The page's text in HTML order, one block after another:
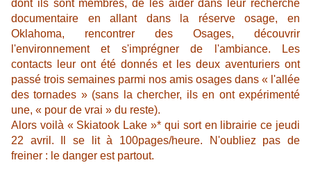
dont ils sont membres, de les aider dans leur recherche
documentaire en allant dans la réserve osage, en
Oklahoma, rencontrer des Osages, découvrir
l'environnement et s'imprégner de l'ambiance. Les
contacts leur ont été donnés et les deux aventuriers ont
passé trois semaines parmi nos amis osages dans « l'allée
des tornades » (sans la chercher, ils en ont expérimenté
une, « pour de vrai » du reste).
Alors voilà « Skiatook Lake »* qui sort en librairie ce jeudi
22 avril. Il se lit à 100pages/heure. N'oubliez pas de
freiner : le danger est partout.